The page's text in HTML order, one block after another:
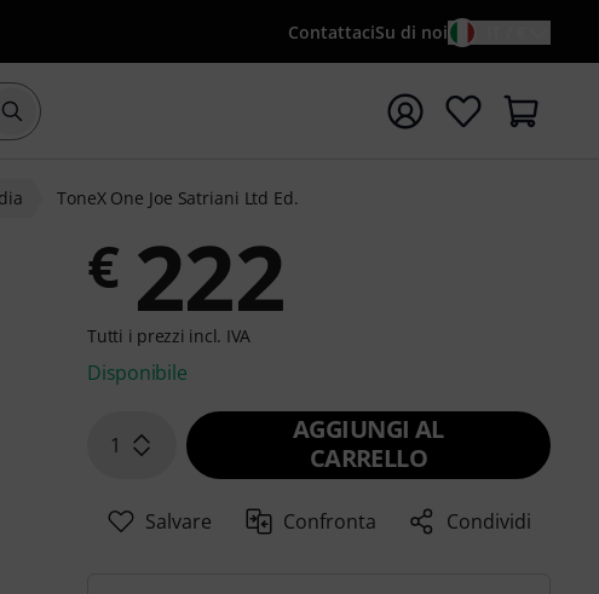
ContattaciSu di noi
Avviare la ricerca con il termine di ricerca {searchTerm}
ToneX One Joe Satriani Ltd Ed.
€ 222
Tutti i prezzi incl. IVA
Disponibile
1
AGGIUNGI AL
CARRELLO
Salvare Confronta Condividi